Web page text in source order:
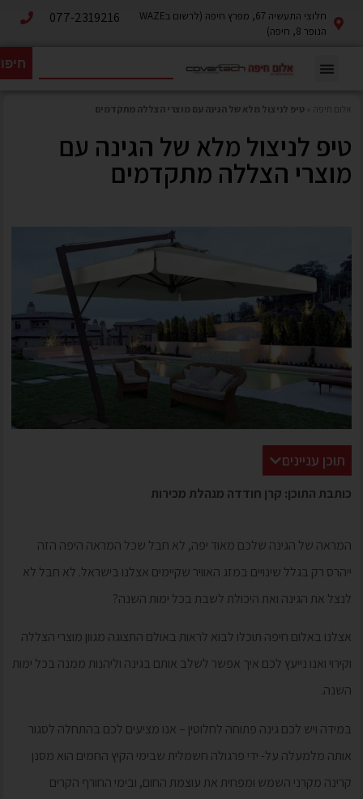
חלוצי התעשיה 67, מפרץ חיפה (לרשום בWAZE
הנופר 8, חיפה)
077-2319216
אלום חיפה טיפ לניצול מלא של הגינה עם מוצרי הצללה מתקדמים
טיפ לניצול מלא של הגינה עם
מוצרי הצללה מתקדמים
תוכן עניינים
כותבת התוכן: קרן חודדה מנהלת מכירות
המראה של הגינה שלכם מאוד יפה, לא חבל שכל המראה היפה הזה
ייהרס רק בגלל שינויים במזג האוויר שקיימים אצלנו בישראל. לא חבל לא
לנצל את הגינה ואת היכולת לשבת בכל ימות השנה?
אצלנו באלום חיפה תוכלו לבוא לראות באולם התצוגה מגוון מוצרי הצללה
וקירוי ואנו נייעץ לכם איך אפשר לשלב אותם בגינה וליהנות ממנה בכל ימות
השנה.
במידה ויש לכם גינה פתוחה לחלוטין – אנו מציעים לכם בהתחלה לסגור
אותה מלמעלה על- ידי פרגולה חשמלית שבימי הקיץ החמים הוא מסנן
קרינה מקרני השמש ומפחית את עוצמת החום, ובימי החורף הקרים